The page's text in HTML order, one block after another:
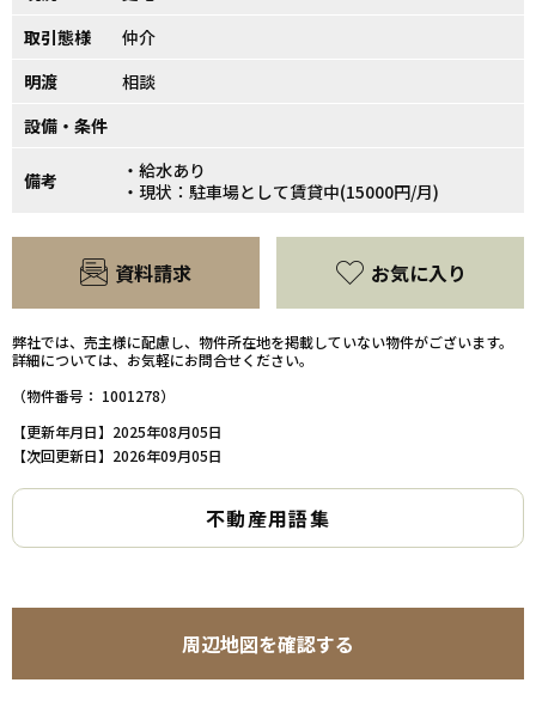
取引態様
仲介
明渡
相談
設備・条件
備考
・給水あり
・現状：駐車場として賃貸中(15000円/月)
資料請求 お気に入り
弊社では、売主様に配慮し、物件所在地を掲載していない物件がございます。
詳細については、お気軽にお問合せください。
（物件番号： 1001278）
【更新年月日】2025年08月05日
【次回更新日】2026年09月05日
不動産用語集
周辺地図を確認する